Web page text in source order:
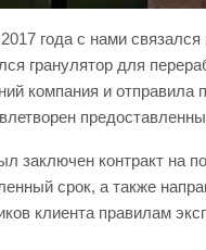
года с нами
гранулятор для
компания и
заключен контракт на
срок, а также
клиента правилам